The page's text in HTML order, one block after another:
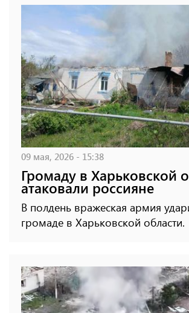
09 мая, 2026 - 15:38
Громаду в Харьковской
атаковали россияне
В полдень вражеская армия
громаде в Харьковской области.